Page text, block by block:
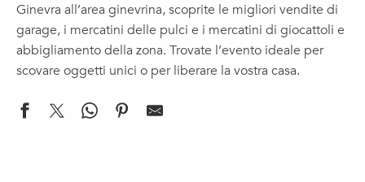
Ginevra all’area ginevrina, scoprite le migliori vendite di
garage, i mercatini delle pulci e i mercatini di giocattoli e
abbigliamento della zona. Trovate l’evento ideale per
scovare oggetti unici o per liberare la vostra casa.